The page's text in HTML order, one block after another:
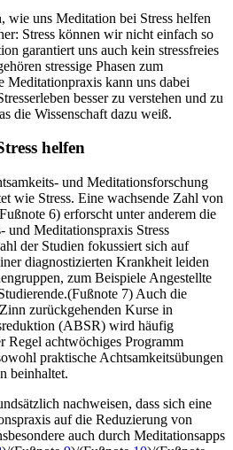
wie uns Meditation bei Stress helfen
Stress können wir nicht einfach so
garantiert uns auch kein stressfreies
stressige Phasen zum
Meditationpraxis kann uns dabei
besser zu verstehen und zu
die Wissenschaft dazu weiß.
helfen
und Meditationsforschung
wie Stress. Eine wachsende Zahl von
6) erforscht unter anderem die
und Meditationspraxis Stress
der Studien fokussiert sich auf
diagnostizierten Krankheit leiden
zum Beispiele Angestellte
7) Auch die
zurückgehenden Kurse in
(ABSR) wird häufig
Regel achtwöchiges Programm
praktische Achtsamkeitsübungen
beinhaltet.
nachweisen, dass sich eine
auf die Reduzierung von
auch durch Meditationsapps